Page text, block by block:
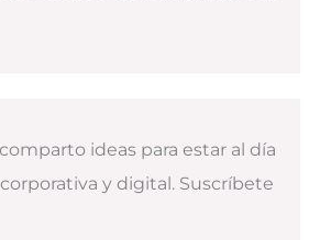
ideas para estar al día
y digital. Suscríbete